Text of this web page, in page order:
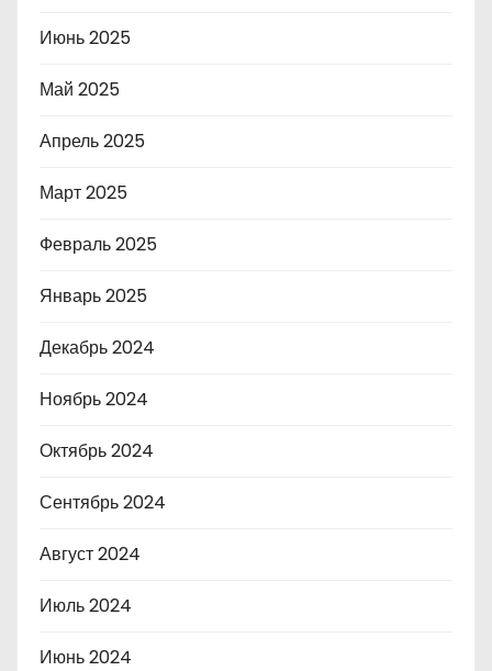
Июнь 2025
Май 2025
Апрель 2025
Март 2025
Февраль 2025
Январь 2025
Декабрь 2024
Ноябрь 2024
Октябрь 2024
Сентябрь 2024
Август 2024
Июль 2024
Июнь 2024